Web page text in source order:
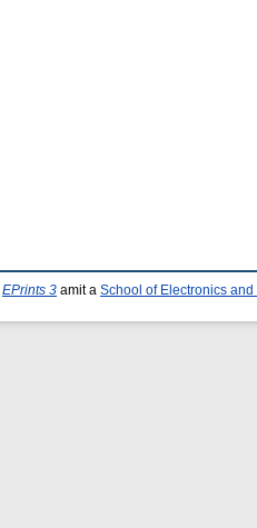
EPrints 3 amit a School of Electronics